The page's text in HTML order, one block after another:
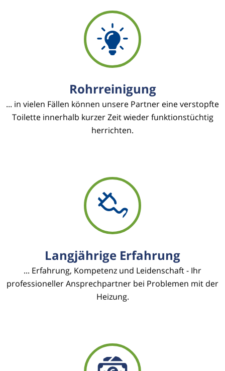
Rohrreinigung
... in vielen Fällen können unsere Partner eine verstopfte
Toilette innerhalb kurzer Zeit wieder funktionstüchtig
herrichten.
Langjährige Erfahrung
... Erfahrung, Kompetenz und Leidenschaft - Ihr
professioneller Ansprechpartner bei Problemen mit der
Heizung.